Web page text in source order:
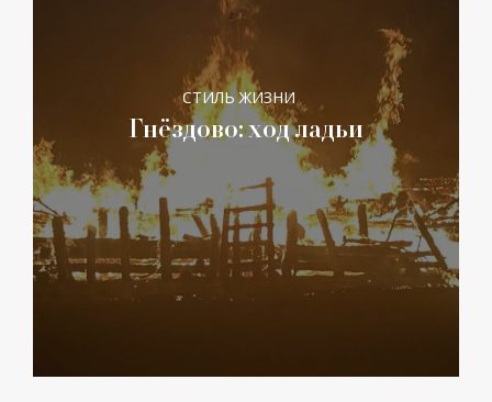
СТИЛЬ ЖИЗНИ
Гнёздово: ход ладьи